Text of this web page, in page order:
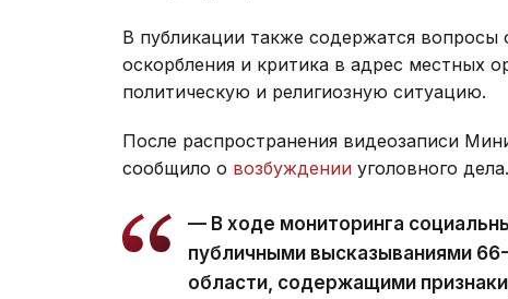
В публикации также содержатся
оскорбления и критика в адрес местных
политическую и религиозную ситуацию.
После распространения видеозаписи
сообщило о возбуждении уголовного дела.
— В ходе мониторинга
публичными высказываниями
области, содержащими